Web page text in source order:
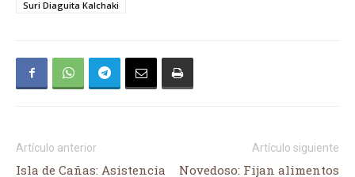
Suri Diaguita Kalchaki
Artículo anterior
Isla de Cañas: Asistencia
Artículo siguiente
Novedoso: Fijan alimentos